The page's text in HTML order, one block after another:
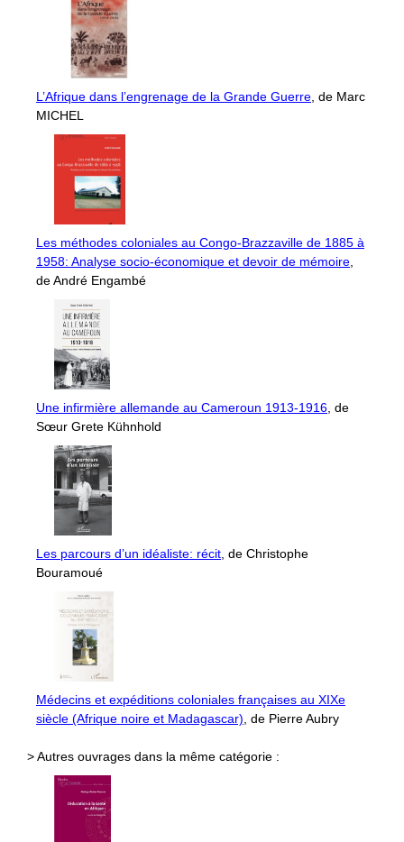
L’Afrique dans l’engrenage de la Grande Guerre , de Marc
MICHEL
Les méthodes coloniales au Congo-Brazzaville de 1885 à
1958: Analyse socio-économique et devoir de mémoire
de André Engambé
Une infirmière allemande au Cameroun 1913-1916 , de
Sœur Grete Kühnhold
Les parcours d’un idéaliste: récit , de Christophe
Bouramoué
Médecins et expéditions coloniales françaises au XIXe
siècle (Afrique noire et Madagascar) , de Pierre Aubry
> Autres ouvrages dans la même catégorie :